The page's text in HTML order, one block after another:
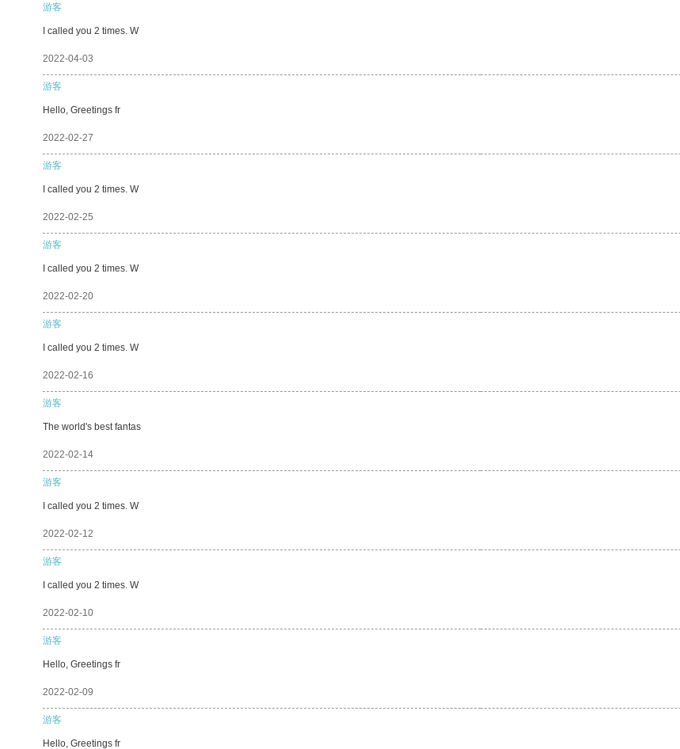
游客
I called you 2 times. W
2022-04-03
游客
Hello, Greetings fr
2022-02-27
游客
I called you 2 times. W
2022-02-25
游客
I called you 2 times. W
2022-02-20
游客
I called you 2 times. W
2022-02-16
游客
The world's best fantas
2022-02-14
游客
I called you 2 times. W
2022-02-12
游客
I called you 2 times. W
2022-02-10
游客
Hello, Greetings fr
2022-02-09
游客
Hello, Greetings fr